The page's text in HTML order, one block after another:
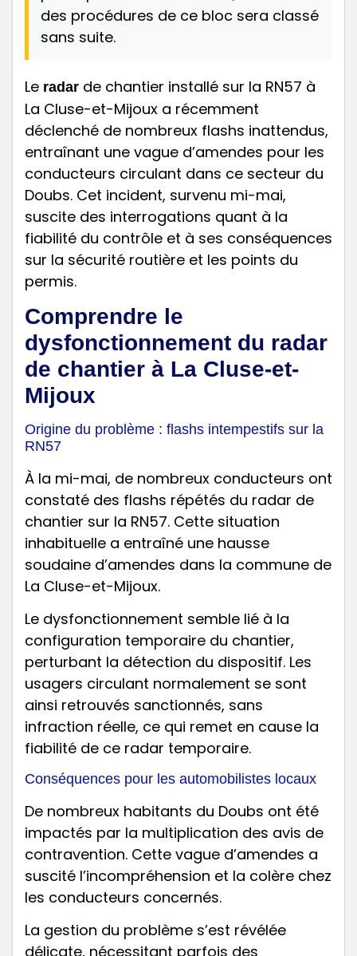
des procédures de ce bloc sera classé
sans suite.
Le radar de chantier installé sur la RN57 à
La Cluse-et-Mijoux a récemment
déclenché de nombreux flashs inattendus,
entraînant une vague d’amendes pour les
conducteurs circulant dans ce secteur du
Doubs. Cet incident, survenu mi-mai,
suscite des interrogations quant à la
fiabilité du contrôle et à ses conséquences
sur la sécurité routière et les points du
permis.
Comprendre le
dysfonctionnement du radar
de chantier à La Cluse-et-
Mijoux
Origine du problème : flashs intempestifs sur la
RN57
À la mi-mai, de nombreux conducteurs ont
constaté des flashs répétés du radar de
chantier sur la RN57. Cette situation
inhabituelle a entraîné une hausse
soudaine d’amendes dans la commune de
La Cluse-et-Mijoux.
Le dysfonctionnement semble lié à la
configuration temporaire du chantier,
perturbant la détection du dispositif. Les
usagers circulant normalement se sont
ainsi retrouvés sanctionnés, sans
infraction réelle, ce qui remet en cause la
fiabilité de ce radar temporaire.
Conséquences pour les automobilistes locaux
De nombreux habitants du Doubs ont été
impactés par la multiplication des avis de
contravention. Cette vague d’amendes a
suscité l’incompréhension et la colère chez
les conducteurs concernés.
La gestion du problème s’est révélée
délicate, nécessitant parfois des